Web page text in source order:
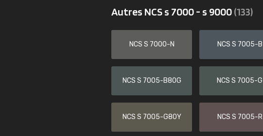
Autres NCS s 7000 - s 9000(133)
NCS S 7000-N NCS S 7005-B
NCS S 7005-B80G NCS S 7005-G
NCS S 7005-G80Y NCS S 7005-R